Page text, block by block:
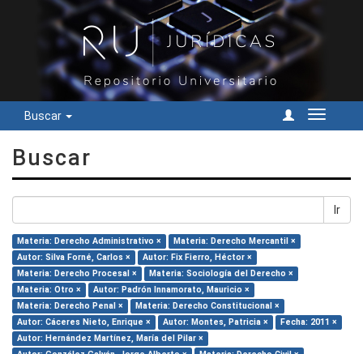
Buscar
Cambiar
Buscar
Ir
Materia: Derecho Administrativo ×
Materia: Derecho Mercantil ×
Autor: Silva Forné, Carlos ×
Autor: Fix Fierro, Héctor ×
Materia: Derecho Procesal ×
Materia: Sociología del Derecho ×
Materia: Otro ×
Autor: Padrón Innamorato, Mauricio ×
Materia: Derecho Penal ×
Materia: Derecho Constitucional ×
Autor: Cáceres Nieto, Enrique ×
Autor: Montes, Patricia ×
Fecha: 2011 ×
Autor: Hernández Martínez, María del Pilar ×